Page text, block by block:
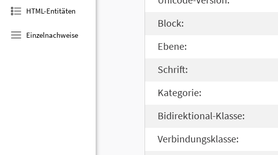
HTML-Entitäten
Einzelnachweise
Block:
Ebene:
Schrift:
Kategorie:
Bidirektional-Klasse:
Verbindungsklasse: